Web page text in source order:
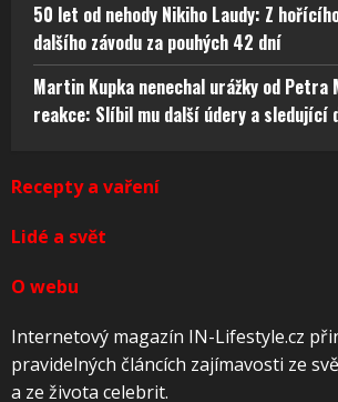
50 let od nehody Nikiho Laudy: Z
dalšího závodu za pouhých 42 dní
Martin Kupka nenechal urážky od Petra
reakce: Slíbil mu další údery a sledující
Recepty a vaření
Lidé a svět
O webu
Internetový magazín IN-Lifestyle.cz
pravidelných článcích zajímavosti ze
a ze života celebrit.